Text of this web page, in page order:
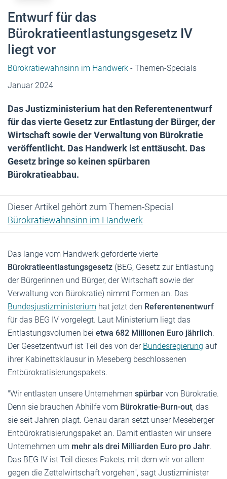
Entwurf für das
Bürokratieentlastungsgesetz IV
liegt vor
Bürokratiewahnsinn im Handwerk - Themen-Specials
Januar 2024
Das Justizministerium hat den Referentenentwurf
für das vierte Gesetz zur Entlastung der Bürger, der
Wirtschaft sowie der Verwaltung von Bürokratie
veröffentlicht. Das Handwerk ist enttäuscht. Das
Gesetz bringe so keinen spürbaren
Bürokratieabbau.
Dieser Artikel gehört zum Themen-Special
Bürokratiewahnsinn im Handwerk
Das lange vom Handwerk geforderte vierte
Bürokratieentlastungsgesetz (BEG, Gesetz zur Entlastung
der Bürgerinnen und Bürger, der Wirtschaft sowie der
Verwaltung von Bürokratie) nimmt Formen an. Das
Bundesjustizministerium hat jetzt den Referentenentwurf
für das BEG IV vorgelegt. Laut Ministerium liegt das
Entlastungsvolumen bei etwa 682 Millionen Euro jährlich.
Der Gesetzentwurf ist Teil des von der Bundesregierung auf
ihrer Kabinettsklausur in Meseberg beschlossenen
Entbürokratisierungspakets.
"Wir entlasten unsere Unternehmen spürbar von Bürokratie.
Denn sie brauchen Abhilfe vom Bürokratie-Burn-out, das
sie seit Jahren plagt. Genau daran setzt unser Meseberger
Entbürokratisierungspaket an. Damit entlasten wir unsere
Unternehmen um mehr als drei Milliarden Euro pro Jahr.
Das BEG IV ist Teil dieses Pakets, mit dem wir vor allem
gegen die Zettelwirtschaft vorgehen", sagt Justizminister